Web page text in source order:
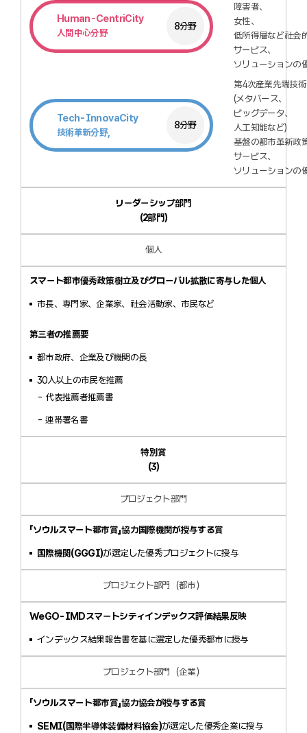
Human-CentriCity
人間中心分野
8分野
障害者、
女性、
低所得層など社会
サービス、
ソリューションの
Tech-InnovaCity
技術革新分野,
8分野
第4次産業先端技術
(メタバース、
ビッグデータ、
人工知能など)
基盤の都市革新政
サービス、
ソリューションの
リーダーシップ部門
(2部門)
個人
スマート都市優秀政策樹立及びグローバル拡散に寄与した個人
市長、専門家、企業家、社会活動家、市民など
第三者の推薦要
都市政府、企業及び機関の長
30人以上の市民を推薦
代表推薦者推薦書
連帯署名書
特別賞
(3)
プロジェクト部門
「ソウルスマート都市賞」協力国際機関が授与する賞
国際機関(GGGI)が選定した優秀プロジェクトに授与
プロジェクト部門（都市）
WeGO-IMDスマートシティインデックス評価結果反映
インデックス結果報告書を基に選定した優秀都市に授与
プロジェクト部門（企業）
「ソウルスマート都市賞」協力協会が授与する賞
SEMI(国際半導体装備材料協会)が選定した優秀企業に授与